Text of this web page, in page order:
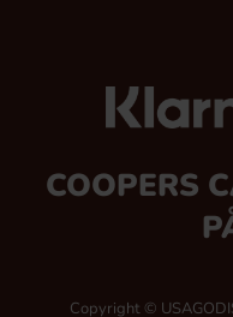
COOPERS
Copyright ©